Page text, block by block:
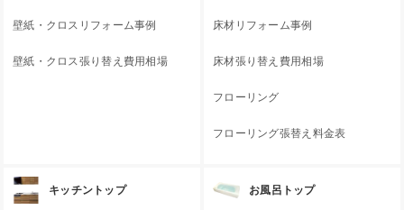
壁紙・クロスリフォーム事例
壁紙・クロス張り替え費用相場
床材リフォーム事例
床材張り替え費用相場
フローリング
フローリング張替え料金表
キッチントップ お風呂トップ